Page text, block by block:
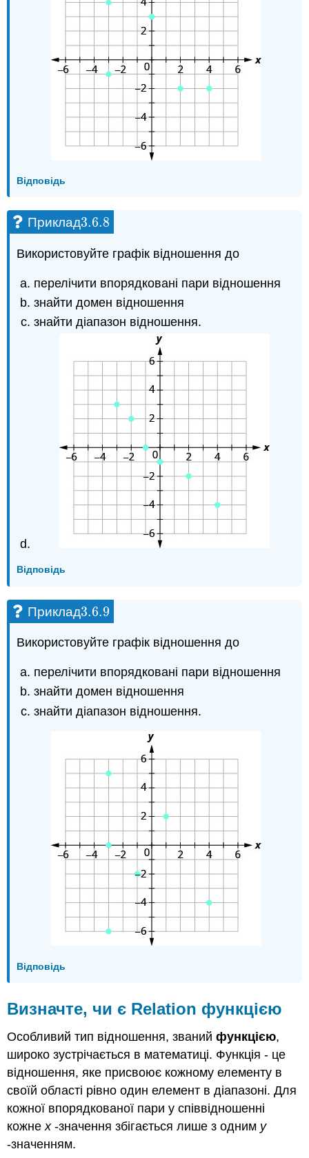
Відповідь
Приклад3.6.8
3.6.8
Використовуйте графік відношення до
перелічити впорядковані пари відношення
знайти домен відношення
знайти діапазон відношення.
Відповідь
Приклад3.6.9
3.6.9
Використовуйте графік відношення до
перелічити впорядковані пари відношення
знайти домен відношення
знайти діапазон відношення.
Відповідь
Визначте, чи є Relation функцією
Особливий тип відношення, званийфункцією,
широко зустрічається в математиці. Функція - це
відношення, яке присвоює кожному елементу в
своїй області рівно один елемент в діапазоні. Для
кожної впорядкованої пари у співвідношенні
кожнеx-значення збігається лише з одним y
-значенням.